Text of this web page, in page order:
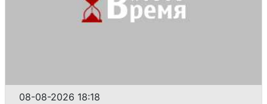
08-08-2026 18:18